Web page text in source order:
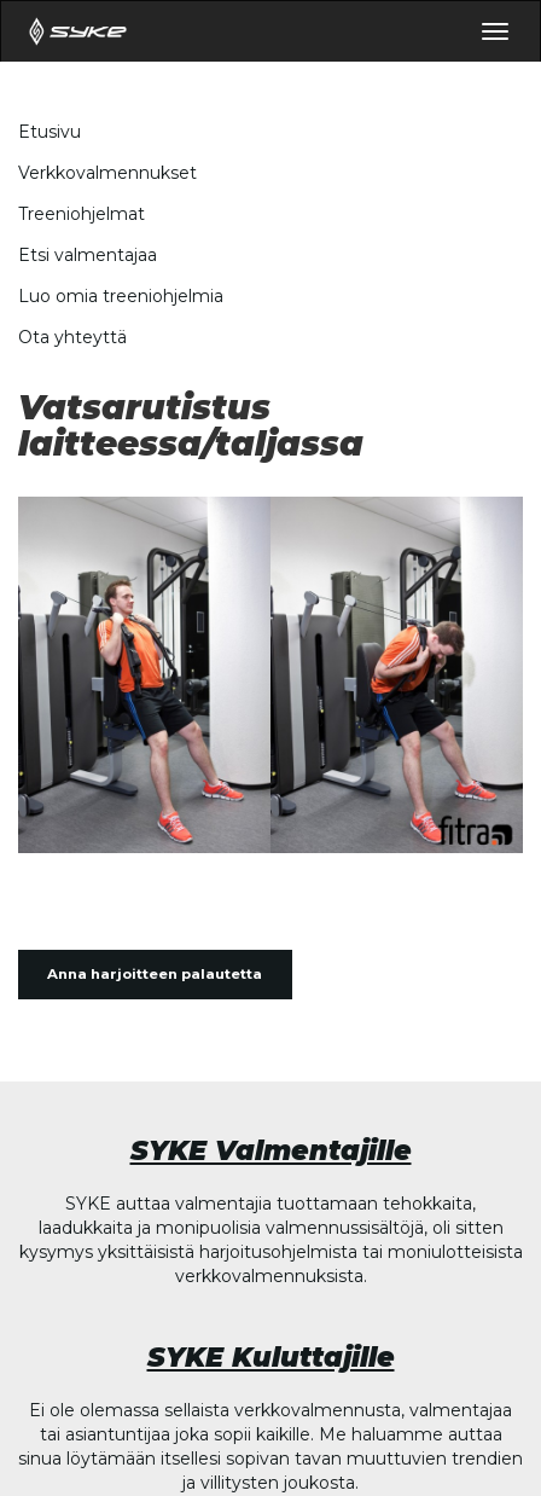
Etusivu
Verkkovalmennukset
Treeniohjelmat
Etsi valmentajaa
Luo omia treeniohjelmia
Ota yhteyttä
Vatsarutistus
laitteessa/taljassa
Anna harjoitteen palautetta
SYKE Valmentajille
SYKE auttaa valmentajia tuottamaan tehokkaita,
laadukkaita ja monipuolisia valmennussisältöjä, oli sitten
kysymys yksittäisistä harjoitusohjelmista tai moniulotteisista
verkkovalmennuksista.
SYKE Kuluttajille
Ei ole olemassa sellaista verkkovalmennusta, valmentajaa
tai asiantuntijaa joka sopii kaikille. Me haluamme auttaa
sinua löytämään itsellesi sopivan tavan muuttuvien trendien
ja villitysten joukosta.